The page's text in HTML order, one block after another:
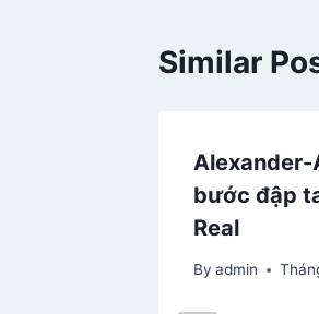
Similar
bước đập
Real
By admin